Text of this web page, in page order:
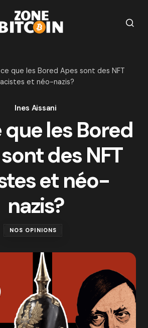
que les Bored Apes sont des NFT
et néo-nazis?
Ines Aissani
les Bored
des NFT
et néo-
nazis?
NOS OPINIONS